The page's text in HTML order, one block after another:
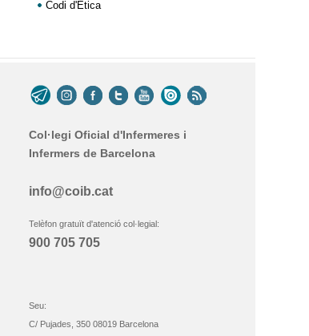
Codi d'Ètica
Col·legi Oficial d'Infermeres i
Infermers de Barcelona
info@coib.cat
Telèfon gratuït d'atenció col·legial:
900 705 705
Seu:
C/ Pujades, 350 08019 Barcelona